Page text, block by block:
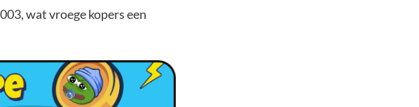
wat vroege kopers een